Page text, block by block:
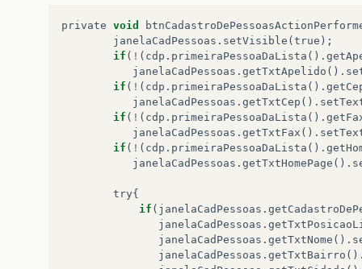
private void
janelaCadPessoas . setVisible ( true );
if ( ! ( cdp . primeiraPessoaDaLista ().
janelaCadPessoas . getTxtApelido ().
if ( ! ( cdp . primeiraPessoaDaLista ().
janelaCadPessoas . getTxtCep ().
if ( ! ( cdp . primeiraPessoaDaLista ().
janelaCadPessoas . getTxtFax ().
if ( ! ( cdp . primeiraPessoaDaLista ().
janelaCadPessoas . getTxtHomePage ().
try{
if ( janelaCadPessoas .
janelaCadPessoas .
janelaCadPessoas . getTxtNome ().
janelaCadPessoas . getTxtBairro